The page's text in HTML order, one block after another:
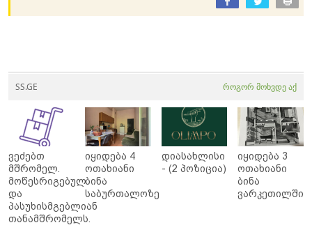
SS.GE როგორ მოხვდე აქ
ვეძებთ
მშრომელ.
მოწესრიგებულ
და
პასუხისმგებლიან
თანამშრომელს.
იყიდება 4
ოთახიანი
ბინა
საბურთალოზე
დიასახლისი
- (2 პოზიცია)
იყიდება 3
ოთახიანი
ბინა
ვარკეთილში